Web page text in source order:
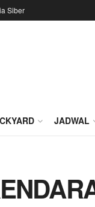
Siber
JADWAL